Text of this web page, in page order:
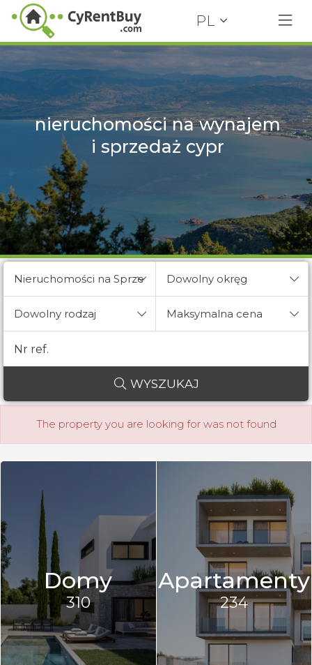
PL
nieruchomości na wynajem
i sprzedaż cypr
Nieruchomości na Sprzedaż Dowolny okręg
Dowolny rodzaj Maksymalna cena
WYSZUKAJ
The property you are looking for was not found
Domy
310
Apartamenty
234